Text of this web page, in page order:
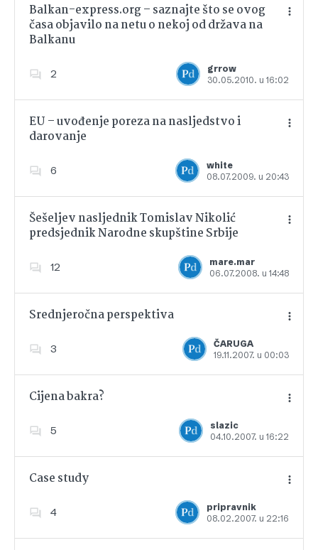
Balkan-express.org – saznajte što se ovog
časa objavilo na netu o nekoj od država na
Balkanu
2
grrow
30.05.2010. u 16:02
EU – uvođenje poreza na nasljedstvo i
darovanje
6
white
08.07.2009. u 20:43
Dodajte u favorite
Šešeljev nasljednik Tomislav Nikolić
predsjednik Narodne skupštine Srbije
12
mare.mar
06.07.2008. u 14:48
Dodajte u favorite
Srednjeročna perspektiva
3
ČARUGA
19.11.2007. u 00:03
Dodajte u favorite
Cijena bakra?
5
slazic
04.10.2007. u 16:22
Dodajte u favorite
Case study
4
pripravnik
08.02.2007. u 22:16
Dodajte u favorite